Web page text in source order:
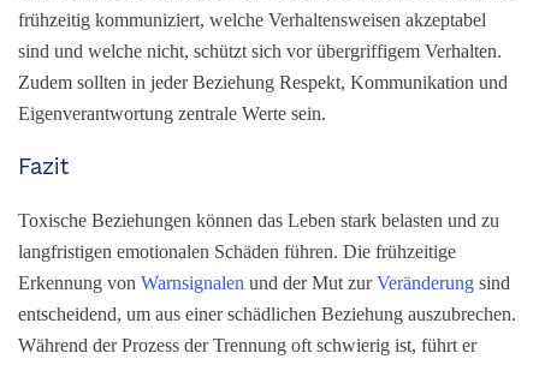
frühzeitig kommuniziert, welche Verhaltensweisen akzeptabel
sind und welche nicht, schützt sich vor übergriffigem Verhalten.
Zudem sollten in jeder Beziehung Respekt, Kommunikation und
Eigenverantwortung zentrale Werte sein.
Fazit
Toxische Beziehungen können das Leben stark belasten und zu
langfristigen emotionalen Schäden führen. Die frühzeitige
Erkennung von Warnsignalen und der Mut zurVeränderung sind
entscheidend, um aus einer schädlichen Beziehung auszubrechen.
Während der Prozess der Trennung oft schwierig ist, führt er